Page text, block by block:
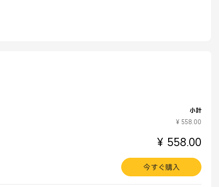
小計
¥ 558.00
¥ 558.00
今すぐ購入